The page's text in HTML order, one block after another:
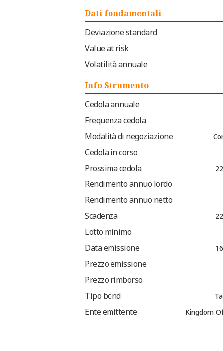
Dati fondamentali
Deviazione standard
Value at risk
Volatilità annuale
Info Strumento
Cedola annuale
Frequenza cedola
Modalità di negoziazione
Cedola in corso
Prossima cedola
Rendimento annuo lordo
Rendimento annuo netto
Scadenza
Lotto minimo
Data emissione
Prezzo emissione
Prezzo rimborso
Tipo bond
Ente emittente Kingdom